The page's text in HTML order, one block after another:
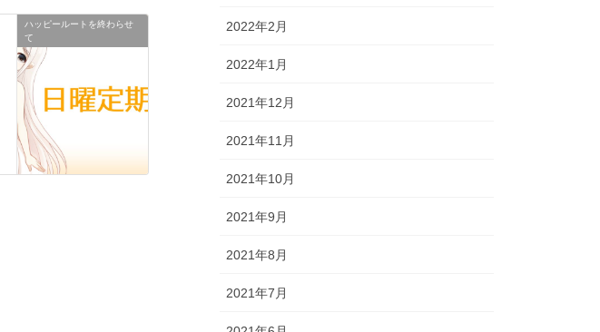
ハッピールートを終わらせ
て
2022年2月
2022年1月
2021年12月
2021年11月
2021年10月
2021年9月
2021年8月
2021年7月